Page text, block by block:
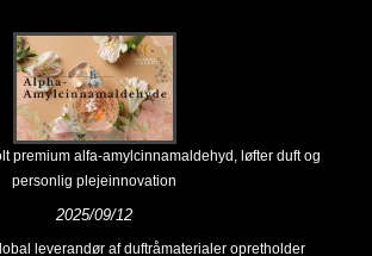
premium alfa-amylcinnamaldehyd, løfter duft og
personlig plejeinnovation
2025/09/12
leverandør af duftråmaterialer opretholder